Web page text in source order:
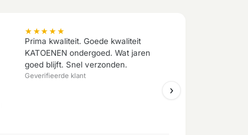
★★★★★
Prima kwaliteit. Goede kwaliteit
KATOENEN ondergoed. Wat jaren
goed blijft. Snel verzonden.
Geverifieerde klant
›